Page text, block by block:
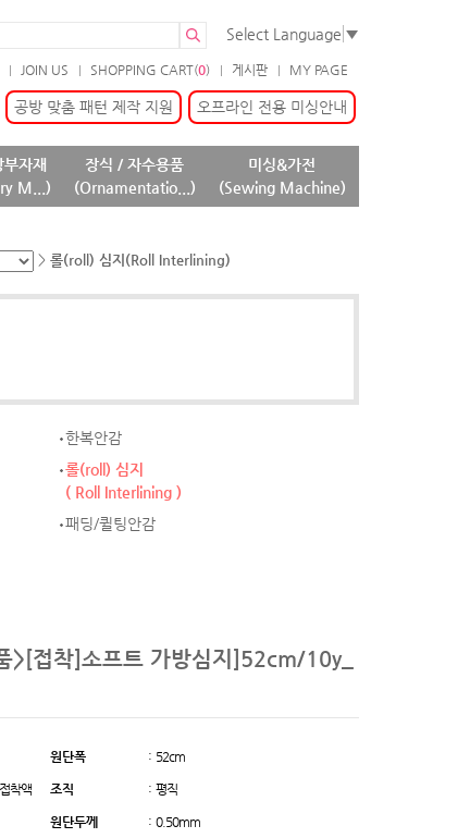
Select Language ▼
MY PAGE
게시판
SHOPPING CART(0)
JOIN US
오프라인 전용 미싱안내
공방 맞춤 패턴 제작 지원
자재
M...)
장식 / 자수용품
(Ornamentatio...)
미싱&가전
(Sewing Machine)
> 롤(roll) 심지(Roll Interlining)
한복안감
롤(roll) 심지
( Roll Interlining )
패딩/퀼팅안감
>[접착]소프트 가방심지]52cm/10y_
원단폭 : 52cm
착액 조직 : 평직
원단두께 : 0.50mm